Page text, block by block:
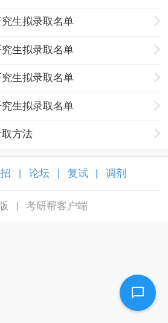
生拟录取名单
生拟录取名单
生拟录取名单
生拟录取名单
方法
论坛 复试 调剂
考研帮客户端